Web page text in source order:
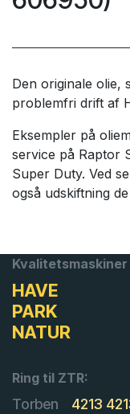
Den originale olie,
problemfri drift af
Eksempler på
service på Raptor
Super Duty. Ved
også udskiftning
Kvalitetsmaskiner
HAVE
PARK
NATUR
Ring til ZTR:
Torben
4213